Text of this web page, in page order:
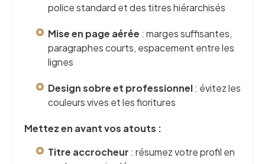
police standard et des titres hiérarchisés
Mise en page aérée : marges suffisantes,
paragraphes courts, espacement entre les
lignes
Design sobre et professionnel: évitez les
couleurs vives et les fioritures
Mettez en avant vos atouts :
Titre accrocheur : résumez votre profil en